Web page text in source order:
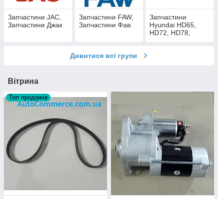
Запчастини JAC,
Запчастини Джак
Запчастини FAW,
Запчастини Фав.
Запчастини
Hyundai HD65,
HD72, HD78,
Дивитися всі групи
Вітрина
Топ продажів